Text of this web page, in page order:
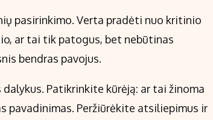
pasirinkimo. Verta pradėti nuo kritinio
ar tai tik patogus, bet nebūtinas
bendras pavojus.
Patikrinkite kūrėją: ar tai žinoma
pavadinimas. Peržiūrėkite atsiliepimus ir